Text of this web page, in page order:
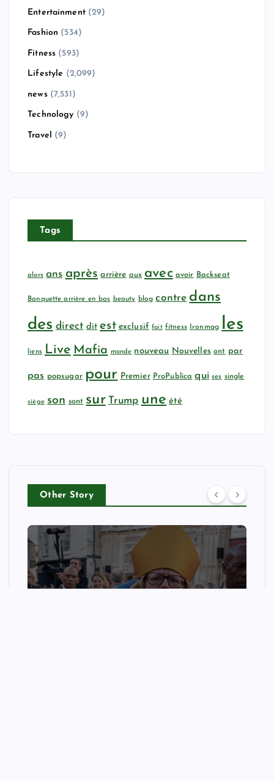
Entertainment(29)
Fashion (534)
Fitness (593)
Lifestyle (2,099)
news(7,531)
Technology (9)
Travel (9)
Tags
alors ans après arrière aux avec avoir Backseat
Banquette arrière en bas beauty blog contre dans
des direct dit est exclusif fait fitness Ironmag les
liens Live Mafia monde nouveau Nouvelles ont par
pas popsugar pour Premier ProPublica qui ses single
siège son sont sur Trump une été
Other Story